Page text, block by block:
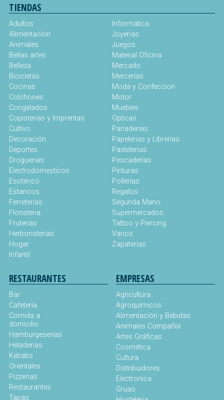
TIENDAS
Adultos
Alimentacion
Animales
Bellas artes
Belleza
Bicicletas
Cocinas
Colchones
Congelados
Copisterias y Imprentas
Cultivo
Decoración
Deportes
Droguerias
Electrodomesticos
Esotérico
Estancos
Ferreterias
Floristeria
Fruterias
Herboristerías
Hogar
Infantil
Informática
Joyerias
Juegos
Material Oficina
Mercado
Mercerías
Moda y Confeccion
Motor
Muebles
Opticas
Panaderias
Papelerias y Librerias
Pastelerias
Pescaderías
Pinturas
Pollerías
Regalos
Segunda Mano
Supermercados
Tattoo y Piercing
Varios
Zapaterias
RESTAURANTES
Bar
Cafetería
Comida a
domicilio
Hamburgeserias
Heladerias
Kebabs
Orientales
Pizzerias
Restaurantes
Tapas
EMPRESAS
Agricultura
Agroquímicos
Alimentación y Bebidas
Animales Compañía
Artes Gráficas
Cosmética
Cultura
Distribuidores
Electronica
Gruas